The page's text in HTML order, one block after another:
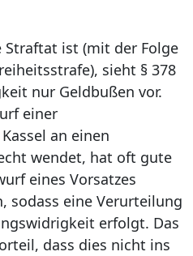
Straftat ist (mit der Folge
sieht § 378
nur Geldbußen vor.
einer
an einen
wendet, hat oft gute
eines Vorsatzes
sodass eine Verurteilung
erfolgt. Das
dass dies nicht ins